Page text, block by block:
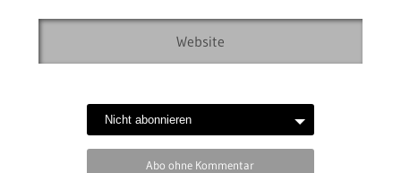
Abo ohne Kommentar